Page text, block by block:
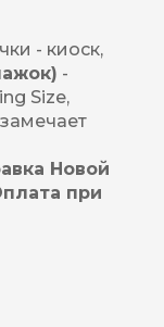
- киоск,
-
Size,
Новой
при